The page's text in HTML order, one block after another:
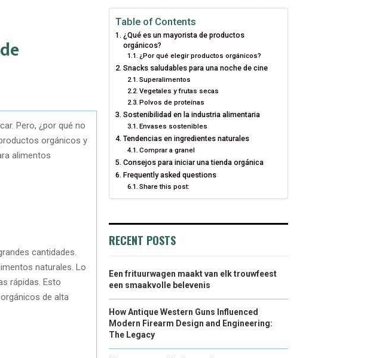
Pero, ¿por qué no
orgánicos y
alimentos
cantidades.
naturales. Lo
rápidas. Esto
de alta
Table of Contents
¿Qué es un mayorista de productos
orgánicos?
¿Por qué elegir productos orgánicos?
Snacks saludables para una noche de cine
Superalimentos
Vegetales y frutas secas
Polvos de proteínas
Sostenibilidad en la industria alimentaria
Envases sostenibles
Tendencias en ingredientes naturales
Comprar a granel
Consejos para iniciar una tienda orgánica
Frequently asked questions
Share this post:
RECENT POSTS
Een frituurwagen maakt van elk trouwfeest
een smaakvolle belevenis
How Antique Western Guns Influenced
Modern Firearm Design and Engineering:
The Legacy